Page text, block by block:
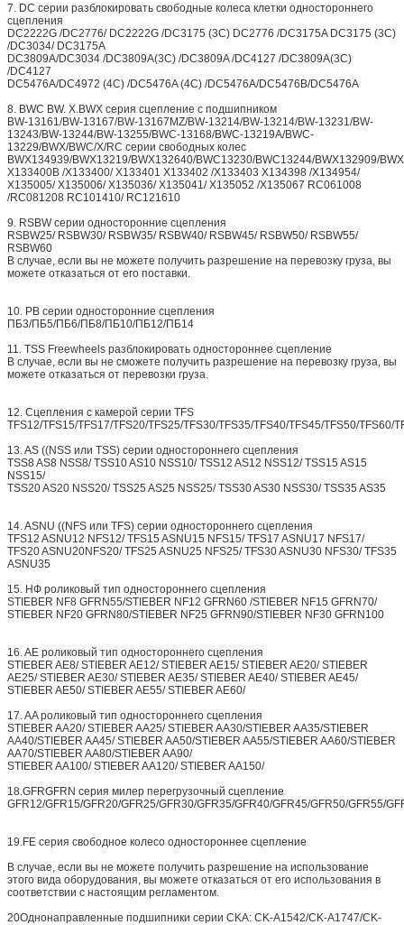
7. DC серии разблокировать свободные колеса клетки одностороннего
сцепления
DC2222G /DC2776/ DC2222G /DC3175 (3C) DC2776 /DC3175A DC3175 (3C)
/DC3034/ DC3175A
DC3809A/DC3034 /DC3809A(3C) /DC3809A /DC4127 /DC3809A(3C)
/DC4127
DC5476A/DC4972 (4C) /DC5476A (4C) /DC5476A/DC5476B/DC5476A
8. BWC BW. X.BWX серия сцепление с подшипником
BW-13161/BW-13167/BW-13167MZ/BW-13214/BW-13214/BW-13231/BW-
13243/BW-13244/BW-13255/BWC-13168/BWC-13219A/BWC-
13229/BWX/BWC/X/RC серии свободных колес
BWX134939/BWX13219/BWX132640/BWC13230/BWC13244/BWX132909/
X133400B /X133400/ X133401 X133402 /X133403 X134398 /X134954/
X135005/ X135006/ X135036/ X135041/ X135052 /X135067 RC061008
/RC081208 RC101410/ RC121610
9. RSBW серии односторонние сцепления
RSBW25/ RSBW30/ RSBW35/ RSBW40/ RSBW45/ RSBW50/ RSBW55/
RSBW60
В случае, если вы не можете получить разрешение на перевозку груза, вы
можете отказаться от его поставки.
10. PB серии односторонние сцепления
ПБ3/ПБ5/ПБ6/ПБ8/ПБ10/ПБ12/ПБ14
11. TSS Freewheels разблокировать одностороннее сцепление
В случае, если вы не сможете получить разрешение на перевозку груза, вы
можете отказаться от перевозки груза.
12. Сцепления с камерой серии TFS
TFS12/TFS15/TFS17/TFS20/TFS25/TFS30/TFS35/TFS40/TFS45/TFS50/TFS60/
13. AS ((NSS или TSS) серии одностороннего сцепления
TSS8 AS8 NSS8/ TSS10 AS10 NSS10/ TSS12 AS12 NSS12/ TSS15 AS15
NSS15/
TSS20 AS20 NSS20/ TSS25 AS25 NSS25/ TSS30 AS30 NSS30/ TSS35 AS35
14. ASNU ((NFS или TFS) серии одностороннего сцепления
TFS12 ASNU12 NFS12/ TFS15 ASNU15 NFS15/ TFS17 ASNU17 NFS17/
TFS20 ASNU20NFS20/ TFS25 ASNU25 NFS25/ TFS30 ASNU30 NFS30/ TFS35
ASNU35
15. НФ роликовый тип одностороннего сцепления
STIEBER NF8 GFRN55/STIEBER NF12 GFRN60 /STIEBER NF15 GFRN70/
STIEBER NF20 GFRN80/STIEBER NF25 GFRN90/STIEBER NF30 GFRN100
16. AE роликовый тип одностороннего сцепления
STIEBER AE8/ STIEBER AE12/ STIEBER AE15/ STIEBER AE20/ STIEBER
AE25/ STIEBER AE30/ STIEBER AE35/ STIEBER AE40/ STIEBER AE45/
STIEBER AE50/ STIEBER AE55/ STIEBER AE60/
17. AA роликовый тип одностороннего сцепления
STIEBER AA20/ STIEBER AA25/ STIEBER AA30/STIEBER AA35/STIEBER
AA40/STIEBER AA45/ STIEBER AA50/STIEBER AA55/STIEBER AA60/STIEBER
AA70/STIEBER AA80/STIEBER AA90/
STIEBER AA100/ STIEBER AA120/ STIEBER AA150/
18.GFRGFRN серия милер перегрузочный сцепление
GFR12/GFR15/GFR20/GFR25/GFR30/GFR35/GFR40/GFR45/GFR50/GFR55/
19.FE серия свободное колесо одностороннее сцепление
В случае, если вы не можете получить разрешение на использование
этого вида оборудования, вы можете отказаться от его использования в
соответствии с настоящим регламентом.
20Однонаправленные подшипники серии CKA: CK-A1542/CK-A1747/CK-